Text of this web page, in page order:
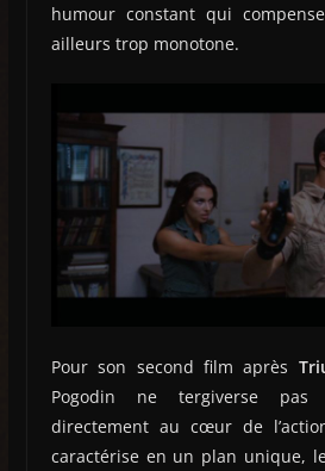
humour constant qui
ailleurs trop monotone.
Pour son second film après
Pogodin ne tergiverse
directement au cœur de
caractérise en un plan unique,